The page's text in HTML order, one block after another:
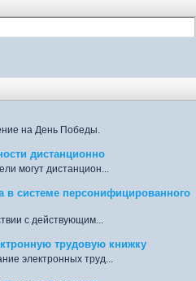
на День Победы.
дистанционно
могут дистанцион...
в системе персонифицированного
с действующим...
трудовую книжку
электронных труд...